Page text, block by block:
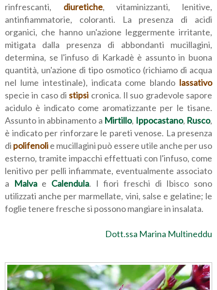
rinfrescanti, diuretiche, vitaminizzanti, lenitive,
antinfiammatorie, coloranti. La presenza di acidi
organici, che hanno un'azione leggermente irritante,
mitigata dalla presenza di abbondanti mucillagini,
determina, se l'infuso di Karkadè è assunto in buona
quantità, un'azione di tipo osmotico (richiamo di acqua
nel lume intestinale), indicata come blando lassativo
specie in caso distipsi cronica. Il suo gradevole sapore
acidulo è indicato come aromatizzante per le tisane.
Assunto in abbinamento a Mirtillo, Ippocastano, Rusco,
è indicato per rinforzare le pareti venose. La presenza
di polifenolie mucillagini può essere utile anche per uso
esterno, tramite impacchi effettuati con l'infuso, come
lenitivo per pelli infiammate, eventualmente associato
a Malvae Calendula. I fiori freschi di Ibisco sono
utilizzati anche per marmellate, vini, salse e gelatine; le
foglie tenere fresche si possono mangiare in insalata.
Dott.ssa Marina Multineddu